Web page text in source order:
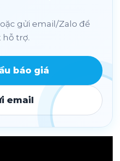
gửi email/Zalo để
hỗ trợ.
báo giá
email